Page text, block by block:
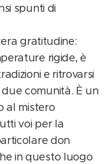
spunti di
gratitudine:
rigide, è
e ritrovarsi
comunità. È un
al mistero
voi per la
don
in questo luogo